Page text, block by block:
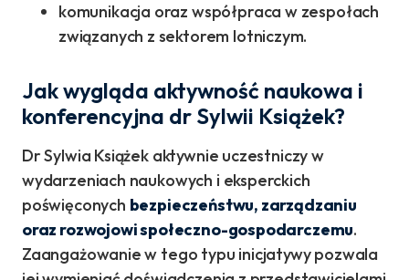
komunikacja oraz współpraca w zespołach
związanych z sektorem lotniczym.
Jak wygląda aktywność naukowa i
konferencyjna dr Sylwii Książek?
Dr Sylwia Książek aktywnie uczestniczy w
wydarzeniach naukowych i eksperckich
poświęconych bezpieczeństwu, zarządzaniu
oraz rozwojowi społeczno-gospodarczemu.
Zaangażowanie w tego typu inicjatywy pozwala